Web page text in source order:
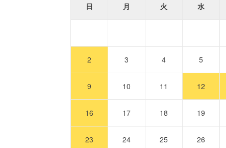
日 月 火 水
2 3 4 5
9 10 11 12
16 17 18 19
23 24 25 26